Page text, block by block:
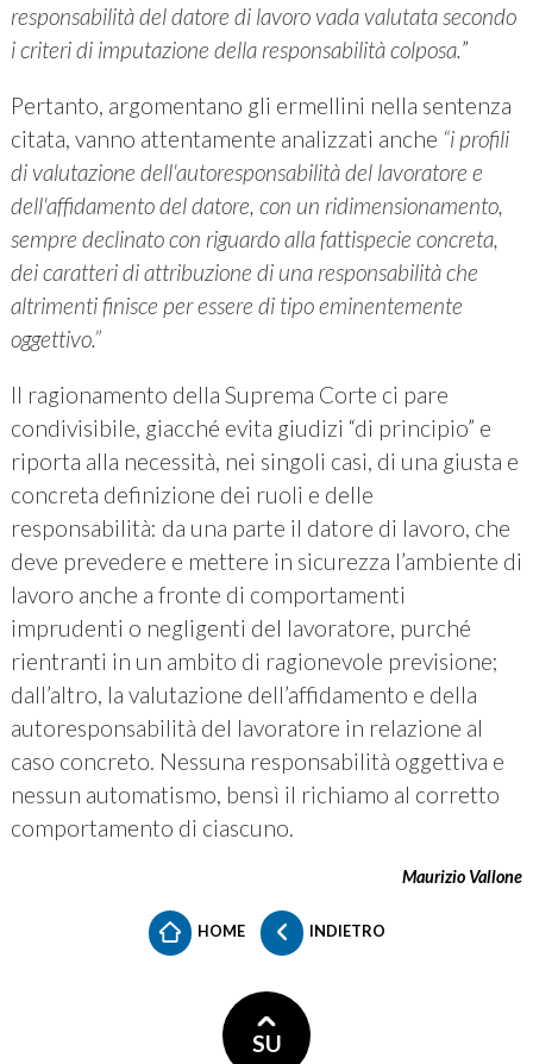
responsabilità del datore di lavoro vada valutata secondo
i criteri di imputazione della responsabilità colposa.”
Pertanto, argomentano gli ermellini nella sentenza
citata, vanno attentamente analizzati anche “i profili
di valutazione dell'autoresponsabilità del lavoratore e
dell'affidamento del datore, con un ridimensionamento,
sempre declinato con riguardo alla fattispecie concreta,
dei caratteri di attribuzione di una responsabilità che
altrimenti finisce per essere di tipo eminentemente
oggettivo.”
Il ragionamento della Suprema Corte ci pare
condivisibile, giacché evita giudizi “di principio” e
riporta alla necessità, nei singoli casi, di una giusta e
concreta definizione dei ruoli e delle
responsabilità: da una parte il datore di lavoro, che
deve prevedere e mettere in sicurezza l’ambiente di
lavoro anche a fronte di comportamenti
imprudenti o negligenti del lavoratore, purché
rientranti in un ambito di ragionevole previsione;
dall’altro, la valutazione dell’affidamento e della
autoresponsabilità del lavoratore in relazione al
caso concreto. Nessuna responsabilità oggettiva e
nessun automatismo, bensì il richiamo al corretto
comportamento di ciascuno.
Maurizio Vallone
HOME INDIETRO
SU